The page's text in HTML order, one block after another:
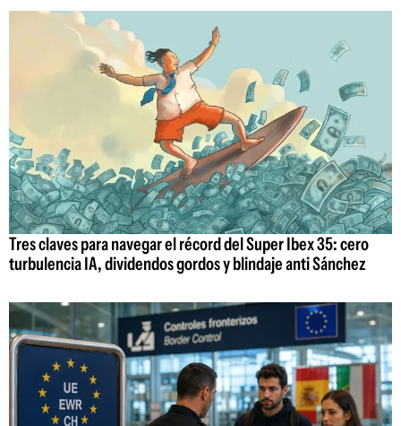
Tres claves para navegar el récord del Super Ibex 35: cero
turbulencia IA, dividendos gordos y blindaje anti Sánchez